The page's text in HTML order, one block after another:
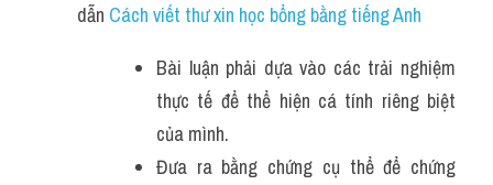
dẫn Cách viết thư xin học bổng bằng tiếng Anh
Bài luận phải dựa vào các trải nghiệm
thực tế để thể hiện cá tính riêng biệt
của mình.
Đưa ra bằng chứng cụ thể để chứng